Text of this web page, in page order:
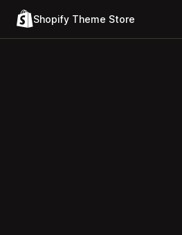
Shopify Theme Store